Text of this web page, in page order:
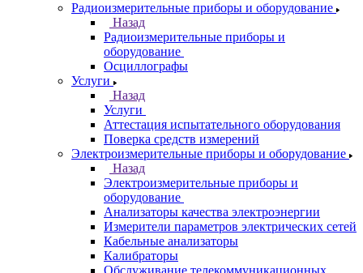
Радиоизмерительные приборы и оборудование
Назад
Радиоизмерительные приборы и
оборудование
Осциллографы
Услуги
Назад
Услуги
Аттестация испытательного оборудования
Поверка средств измерений
Электроизмерительные приборы и оборудование
Назад
Электроизмерительные приборы и
оборудование
Анализаторы качества электроэнергии
Измерители параметров электрических сетей
Кабельные анализаторы
Калибраторы
Обслуживание телекоммуникационных